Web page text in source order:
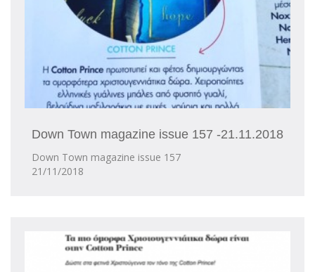
Down Town magazine issue 157 -21.11.2018
Down Town magazine issue 157
21/11/2018